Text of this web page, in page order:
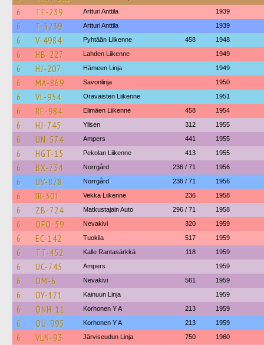
6 TF-239 Artturi Anttila 1939
6 T-5239 Artturi Anttila 1939
6 V-4984 Pyhtään Liikenne 458 1948
6 HB-227 Lahden Liikenne 1949
6 HJ-207 Hämeen Linja 1949
6 MA-869 Savonlinja 1950
6 VL-954 Oravaisten Liikenne 1951
6 RE-984 Elimäen Liikenne 458 1954
6 HJ-745 Ylisen 312 1955
6 UN-574 Ampers 441 1955
6 HGT-15 Pekolan Liikenne 413 1955
6 BX-734 Norrgård 236 / 71 1956
6 UV-878 Norrgård 236 / 71 1956
6 IR-301 Vekka Liikenne 236 1958
6 ZB-724 Matkustajain Auto 296 / 71 1958
6 OFO-59 Nevakivi 320 1959
6 EC-142 Tuokila 517 1959
6 TT-452 Kalle Rantasärkkä 118 1959
6 UC-745 Ampers 1959
6 OM-6 Nevakivi 561 1959
6 OY-171 Kainuun Linja 1959
6 ONH-11 Korhonen Y A 213 1959
6 OU-995 Korhonen Y A 213 1959
6 VLN-93 Järviseudun Linja 750 1960